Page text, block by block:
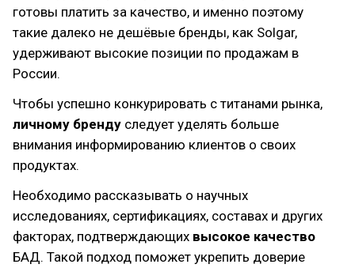
готовы платить за качество, и именно поэтому
такие далеко не дешёвые бренды, как Solgar,
удерживают высокие позиции по продажам в
России.
Чтобы успешно конкурировать с титанами рынка,
личному бренду следует уделять больше
внимания информированию клиентов о своих
продуктах.
Необходимо рассказывать о научных
исследованиях, сертификациях, составах и других
факторах, подтверждающих высокое качество
БАД. Такой подход поможет укрепить доверие